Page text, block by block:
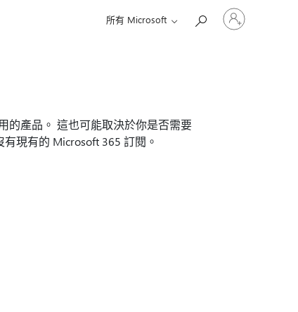
所有 Microsoft
登
入
的產品。 這也可能取決於你是否需要
現有的 Microsoft 365 訂閱。